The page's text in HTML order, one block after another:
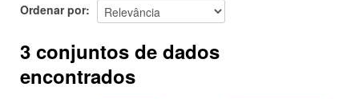
Ordenar por
3 conjuntos de dados
encontrados